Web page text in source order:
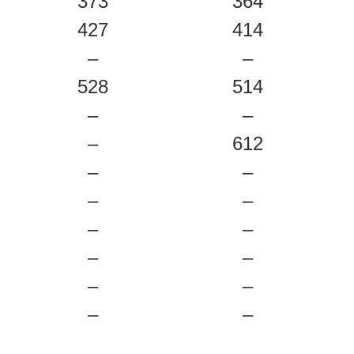
427
414
–
–
528
514
–
–
–
612
–
–
–
–
–
–
–
–
–
–
–
–